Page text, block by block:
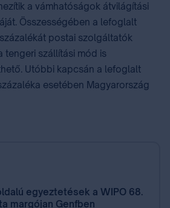
a vámhatóságok átvilágítási
Összességében a lefoglalt
postai szolgáltatók
tengeri szállítási mód is
Utóbbi kapcsán a lefoglalt
esetében Magyarország
egyeztetések a WIPO 68.
margójan Genfben